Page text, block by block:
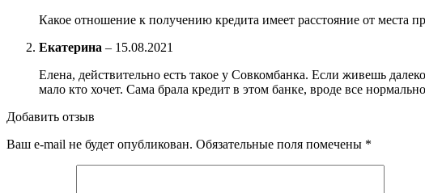
Какое отношение к получению кредита имеет расстояние от
Екатерина – 15.08.2021
Елена, действительно есть такое у Совкомбанка. Если живешь
мало кто хочет. Сама брала кредит в этом банке, вроде все
Добавить отзыв
Ваш e-mail не будет опубликован. Обязательные поля помечены *